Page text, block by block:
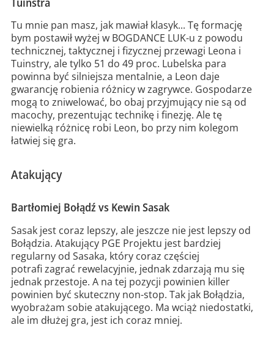
Tu mnie pan masz, jak mawiał klasyk... Tę formację
bym postawił wyżej w BOGDANCE LUK-u z powodu
technicznej, taktycznej i fizycznej przewagi Leona i
Tuinstry, ale tylko 51 do 49 proc. Lubelska para
powinna być silniejsza mentalnie, a Leon daje
gwarancję robienia różnicy w zagrywce. Gospodarze
mogą to zniwelować, bo obaj przyjmujący nie są od
macochy, prezentując technikę i finezję. Ale tę
niewielką różnicę robi Leon, bo przy nim kolegom
łatwiej się gra.
Atakujący
Bartłomiej Bołądź vs Kewin Sasak
Sasak jest coraz lepszy, ale jeszcze nie jest lepszy od
Bołądzia. Atakujący PGE Projektu jest bardziej
regularny od Sasaka, który coraz częściej
potrafi zagrać rewelacyjnie, jednak zdarzają mu się
jednak przestoje. A na tej pozycji powinien killer
powinien być skuteczny non-stop. Tak jak Bołądzia,
wyobrażam sobie atakującego. Ma wciąż niedostatki,
ale im dłużej gra, jest ich coraz mniej.